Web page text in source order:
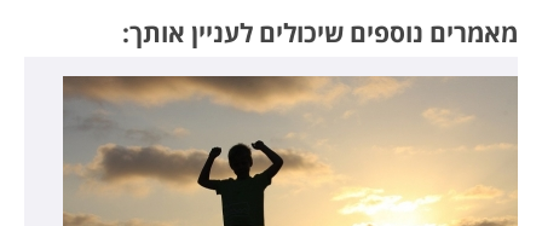
מאמרים נוספים שיכולים לעניין אותך: